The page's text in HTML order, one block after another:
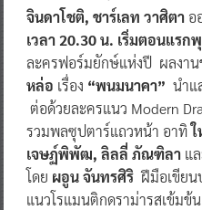
จินดาโชติ, ชาร์เลท วาศิตา อ
เวลา 20.30 น. เริ่มตอนแรก
ละครฟอร์มยักษ์แห่งปี ผลงาน
หล่อ เรื่อง “พนมนาคา” นำแ
ต่อด้วยละครแนว Modern
รวมพลซุปตาร์แถวหน้า อาทิใ
เจษฏ์พิพัฒ, ลิลลี่ ภัณฑิลาแ
โดย ผอูน จันทรศิริฝีมือเขียน
แนวโรแมนติกดราม่ารสเข้มข้น